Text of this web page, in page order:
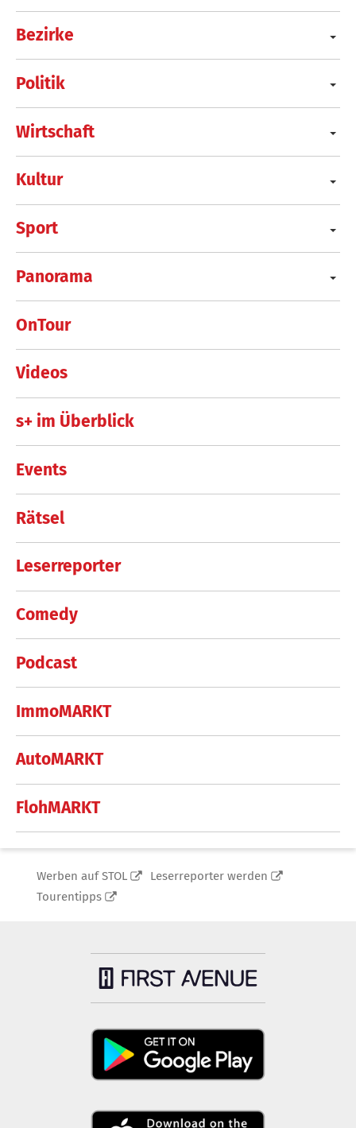
Bezirke
Politik
Wirtschaft
Kultur
Sport
Panorama
OnTour
Videos
s+ im Überblick
Events
Rätsel
Leserreporter
Comedy
Podcast
ImmoMARKT
AutoMARKT
FlohMARKT
Werben auf STOL
Leserreporter werden
Tourentipps